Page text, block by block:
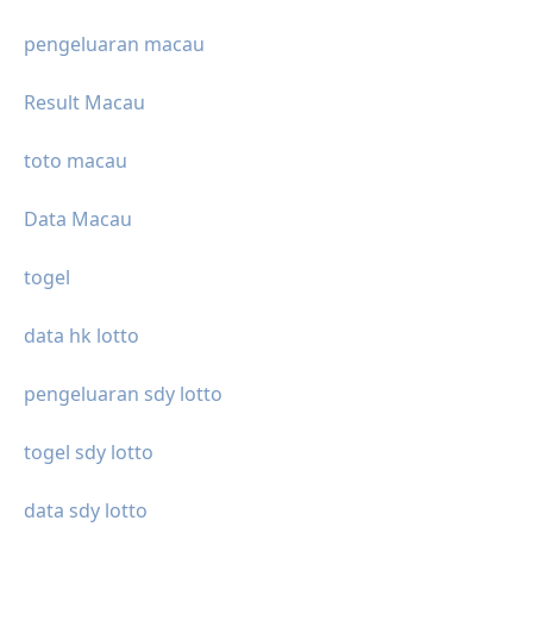
pengeluaran macau
Result Macau
toto macau
Data Macau
togel
data hk lotto
pengeluaran sdy lotto
togel sdy lotto
data sdy lotto